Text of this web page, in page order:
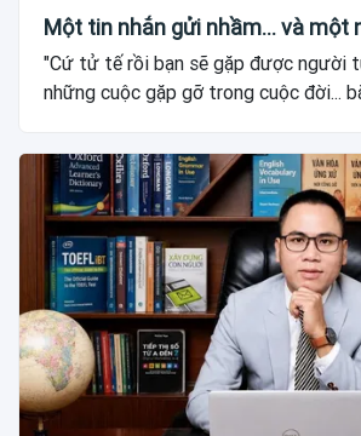
Một tin nhắn gửi nhầm... và một
"Cứ tử tế rồi bạn sẽ gặp được người
những cuộc gặp gỡ trong cuộc đời...